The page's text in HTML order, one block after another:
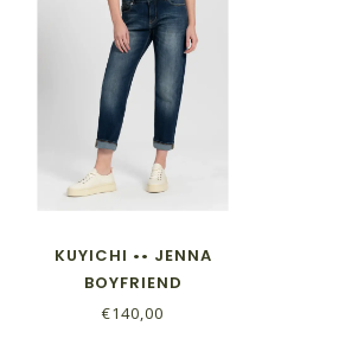
KUYICHI •• JENNA
BOYFRIEND
€140,00